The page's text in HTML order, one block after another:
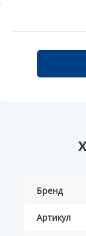
Бренд
Артикул